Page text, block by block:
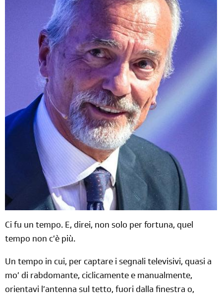
Ci fu un tempo. E, direi, non solo per fortuna, quel
tempo non c’è più.
Un tempo in cui, per captare i segnali televisivi, quasi a
mo’ di rabdomante, ciclicamente e manualmente,
orientavi l’antenna sul tetto, fuori dalla finestra o,